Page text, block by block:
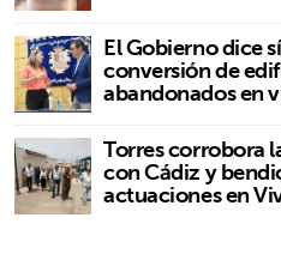
El Gobierno dice
conversión de
abandonados en
Torres corrobora
con Cádiz y
actuaciones en